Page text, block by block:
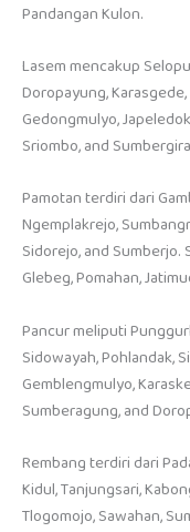
Pandangan Kulon.
Lasem mencakup
Doropayung,
Gedongmulyo,
Sriombo, and
Pamotan terdiri dari
Ngemplakrejo,
Sidorejo, and Sumberjo.
Glebeg, Pomahan,
Pancur meliputi
Sidowayah, Pohlandak,
Gemblengmulyo,
Sumberagung, and
Rembang terdiri dari
Kidul, Tanjungsari,
Tlogomojo, Sawahan,